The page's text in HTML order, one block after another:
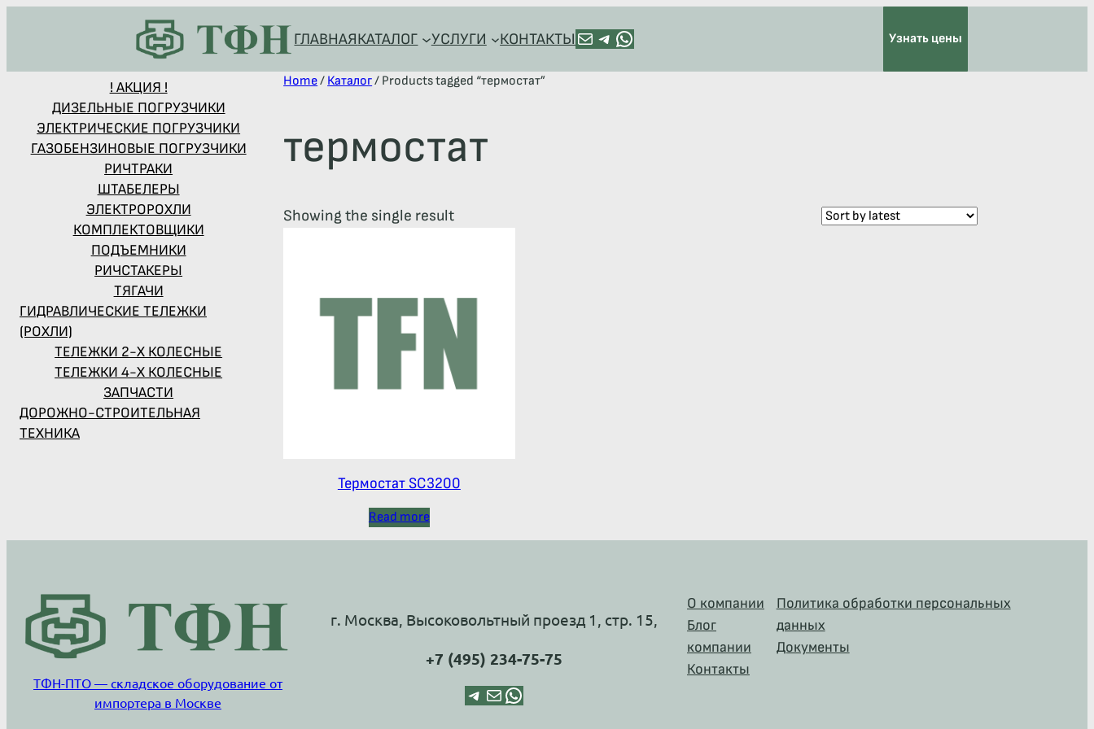
ГЛАВНАЯКАТАЛОГ УСЛУГИ КОНТАКТЫПОЧТА TELEGRAM HTTPS://WA.ME/+79128918544 Узнать цены
! АКЦИЯ !
ДИЗЕЛЬНЫЕ ПОГРУЗЧИКИ
ЭЛЕКТРИЧЕСКИЕ ПОГРУЗЧИКИ
ГАЗОБЕНЗИНОВЫЕ ПОГРУЗЧИКИ
РИЧТРАКИ
ШТАБЕЛЕРЫ
ЭЛЕКТРОРОХЛИ
КОМПЛЕКТОВЩИКИ
ПОДЪЕМНИКИ
РИЧСТАКЕРЫ
ТЯГАЧИ
ГИДРАВЛИЧЕСКИЕ ТЕЛЕЖКИ
(РОХЛИ)
ТЕЛЕЖКИ 2-Х КОЛЕСНЫЕ
ТЕЛЕЖКИ 4-Х КОЛЕСНЫЕ
ЗАПЧАСТИ
ДОРОЖНО-СТРОИТЕЛЬНАЯ
ТЕХНИКА
Home/ Каталог/ Products tagged “термостат”
термостат
Showing the single result
Термостат SС3200
Read more
ТФН-ПТО — складское оборудование от
импортера в Москве
г. Москва, Высоковольтный проезд 1, стр. 15,
+7 (495) 234-75-75
Telegram Почта WhatsApp
О компании
Блог
компании
Контакты
Политика обработки персональных
данных
Документы